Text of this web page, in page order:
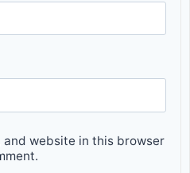
and website in this browser